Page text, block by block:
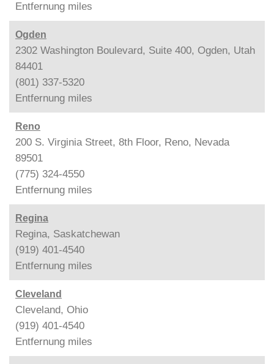
Entfernung miles
Ogden
2302 Washington Boulevard, Suite 400, Ogden, Utah
84401
(801) 337-5320
Entfernung miles
Reno
200 S. Virginia Street, 8th Floor, Reno, Nevada
89501
(775) 324-4550
Entfernung miles
Regina
Regina, Saskatchewan
(919) 401-4540
Entfernung miles
Cleveland
Cleveland, Ohio
(919) 401-4540
Entfernung miles